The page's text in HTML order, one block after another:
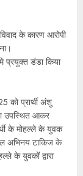
के कारण आरोपी
प्रयुक्त डंडा किया
को प्रार्थी अंशु
उपस्थित आकर
के मोहल्ले के युवक
अभिनय टाकिज के
के युवकों द्वारा